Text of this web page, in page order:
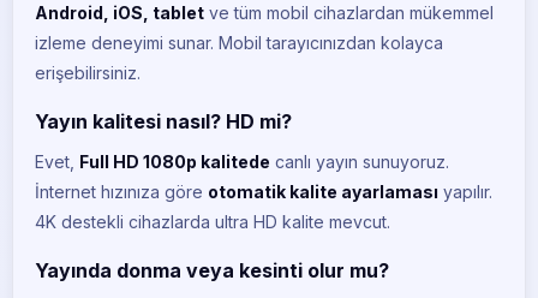
Android, iOS, tablet ve tüm mobil cihazlardan mükemmel
izleme deneyimi sunar. Mobil tarayıcınızdan kolayca
erişebilirsiniz.
Yayın kalitesi nasıl? HD mi?
Evet, Full HD 1080p kalitede canlı yayın sunuyoruz.
İnternet hızınıza göre otomatik kalite ayarlaması yapılır.
4K destekli cihazlarda ultra HD kalite mevcut.
Yayında donma veya kesinti olur mu?
SM
CANLI
SM
CANLI
EU
CANLI
CANLI